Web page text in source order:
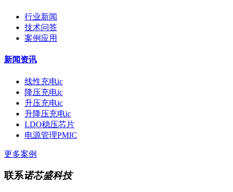
行业新闻
技术问答
案例应用
新闻资讯
线性充电ic
降压充电ic
升压充电ic
升降压充电ic
LDO稳压芯片
电源管理PMIC
更多案例
联系诺芯盛科技